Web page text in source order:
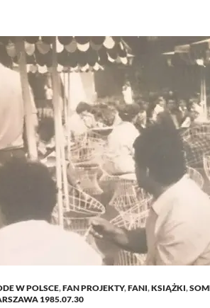
W POLSCE,FAN PROJEKTY,FANI,KSIĄŻKI,
1985.07.30